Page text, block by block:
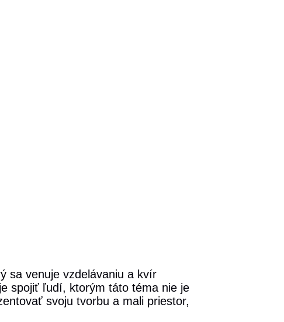
sa venuje vzdelávaniu a kvír
spojiť ľudí, ktorým táto téma nie je
svoju tvorbu a mali priestor,